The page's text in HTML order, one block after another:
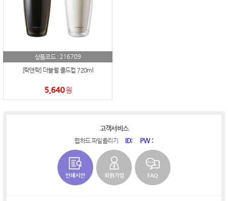
상품코드 :216709
[락앤락] 더블월 콜드컵 720ml
5,640원
고객서비스
웹하드 파일올리기 ID: PW :